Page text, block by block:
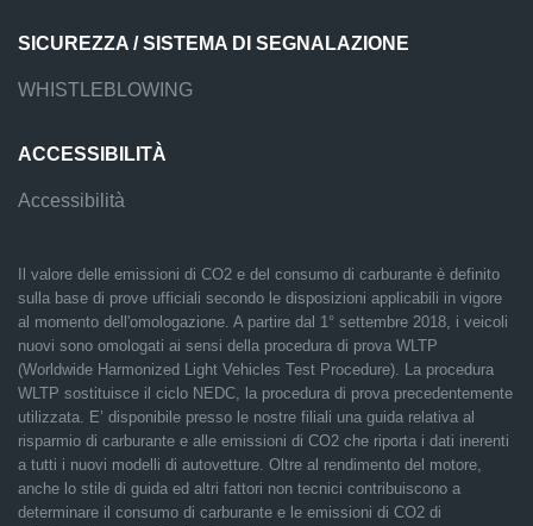
SICUREZZA / SISTEMA DI SEGNALAZIONE
WHISTLEBLOWING
ACCESSIBILITÀ
Accessibilità
Il valore delle emissioni di CO2 e del consumo di carburante è definito
sulla base di prove ufficiali secondo le disposizioni applicabili in vigore
al momento dell'omologazione. A partire dal 1° settembre 2018, i veicoli
nuovi sono omologati ai sensi della procedura di prova WLTP
(Worldwide Harmonized Light Vehicles Test Procedure). La procedura
WLTP sostituisce il ciclo NEDC, la procedura di prova precedentemente
utilizzata. E’ disponibile presso le nostre filiali una guida relativa al
risparmio di carburante e alle emissioni di CO2 che riporta i dati inerenti
a tutti i nuovi modelli di autovetture. Oltre al rendimento del motore,
anche lo stile di guida ed altri fattori non tecnici contribuiscono a
determinare il consumo di carburante e le emissioni di CO2 di